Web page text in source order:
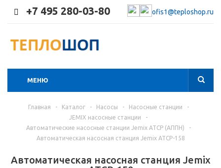
+7 495 280-03-80 ofis1@teploshop.ru
МЕНЮ
Главная - Каталог - Насосы - Насосные станции
-
JEMIX насосные станции
-
Автоматические насосные станции Jemix ATCP (АППН)
-
Автоматическая насосная станция Jemix ATCP-158
Автоматическая насосная станция Jemix